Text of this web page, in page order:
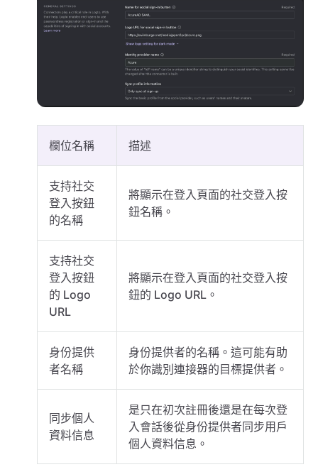
欄位名稱 描述
支持社交
登入按鈕
的名稱
將顯示在登入頁面的社交登入按
鈕名稱。
支持社交
登入按鈕
的 Logo
URL
將顯示在登入頁面的社交登入按
鈕的 Logo URL。
身份提供
者名稱
身份提供者的名稱。這可能有助
於你識別連接器的目標提供者。
同步個人
資料信息
是只在初次註冊後還是在每次登
入會話後從身份提供者同步用戶
個人資料信息。